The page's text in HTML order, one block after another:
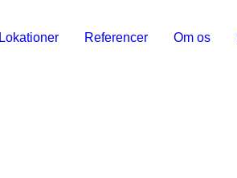
Lokationer Referencer Om os